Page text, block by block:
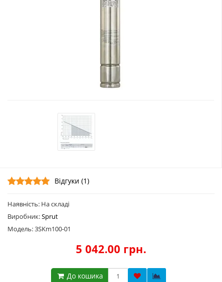
Відгуки (1)
Наявність: На складі
Виробник:Sprut
Модель: 3SKm100-01
5 042.00 грн.
До кошика